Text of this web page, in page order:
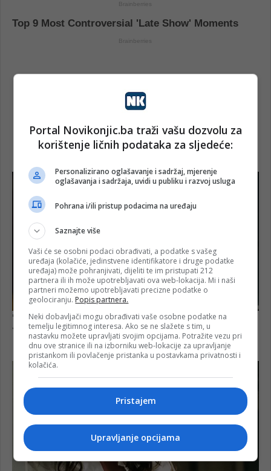
Portal Novikonjic.ba traži vašu dozvolu za
korištenje ličnih podataka za sljedeće:
Personalizirano oglašavanje i sadržaj, mjerenje
oglašavanja i sadržaja, uvidi u publiku i razvoj usluga
Pohrana i/ili pristup podacima na uređaju
Saznajte više
Vaši će se osobni podaci obrađivati, a podatke s vašeg
uređaja (kolačiće, jedinstvene identifikatore i druge podatke
uređaja) može pohranjivati, dijeliti te im pristupati 212
partnera ili ih može upotrebljavati ova web-lokacija. Mi i naši
partneri možemo upotrebljavati precizne podatke o
geolociranju. Popis partnera.
Neki dobavljači mogu obrađivati vaše osobne podatke na
temelju legitimnog interesa. Ako se ne slažete s tim, u
nastavku možete upravljati svojim opcijama. Potražite vezu pri
dnu ove stranice ili na izborniku web-lokacije za upravljanje
pristankom ili povlačenje pristanka u postavkama privatnosti i
kolačića.
Pristajem
Upravljanje opcijama